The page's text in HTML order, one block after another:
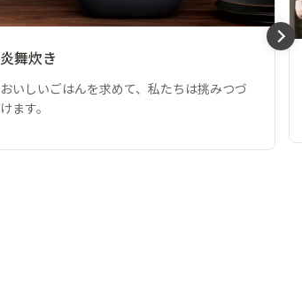
炎舞炊き
おいしいごはんを求めて、私たちは挑みつづ
けます。